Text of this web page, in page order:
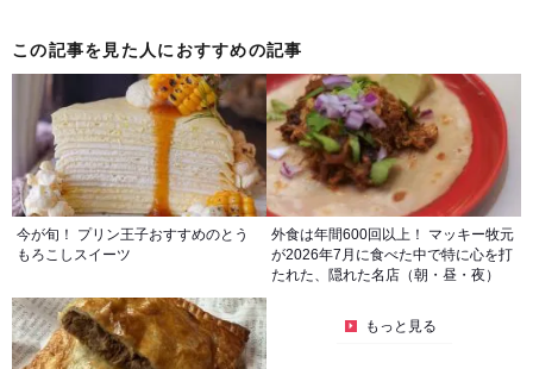
この記事を見た人におすすめの記事
今が旬！ プリン王子おすすめのとう
もろこしスイーツ
外食は年間600回以上！ マッキー牧元
が2026年7月に食べた中で特に心を打
たれた、隠れた名店（朝・昼・夜）
もっと見る